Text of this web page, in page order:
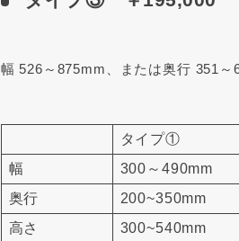
幅 526～875mm、または奥行 351～
タイプ①
幅
300～490mm
奥行
200~350mm
高さ
300~540mm